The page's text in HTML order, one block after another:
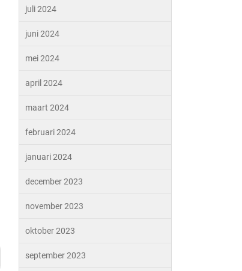
juli 2024
juni 2024
mei 2024
april 2024
maart 2024
februari 2024
januari 2024
december 2023
november 2023
oktober 2023
september 2023